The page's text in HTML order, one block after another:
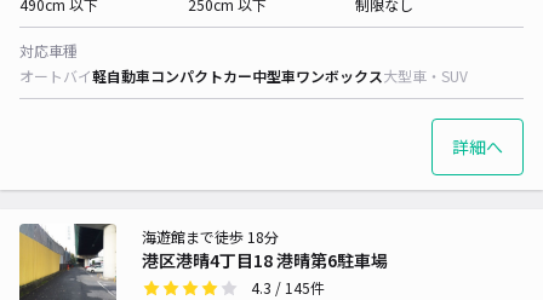
490cm 以下
250cm 以下
制限なし
対応車種
オートバイ軽自動車コンパクトカー中型車ワンボックス大型車・SUV
詳細へ
港区港晴4丁目18 港晴第6駐車場
海遊館まで徒歩 18分
4.3 / 145件